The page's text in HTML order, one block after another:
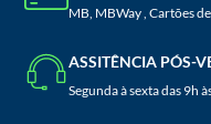
MB, MBWay , Cartões
ASSITÊNCIA PÓS-
Segunda à sexta das 9h